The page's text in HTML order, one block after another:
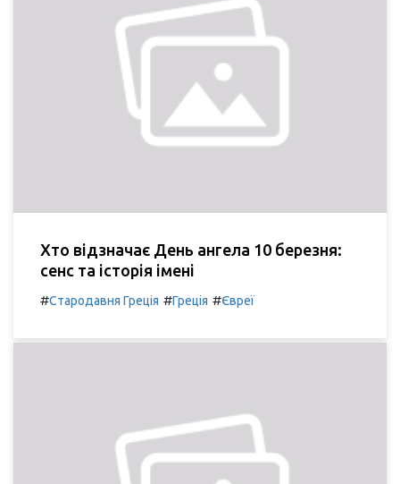
Хто відзначає День ангела 10 березня:
сенс та історія імені
#Стародавня Греція #Греція #Євреї